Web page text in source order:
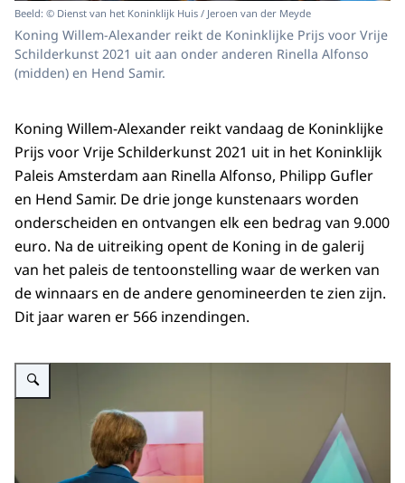
Beeld: © Dienst van het Koninklijk Huis / Jeroen van der Meyde
Koning Willem-Alexander reikt de Koninklijke Prijs voor Vrije
Schilderkunst 2021 uit aan onder anderen Rinella Alfonso
(midden) en Hend Samir.
Koning Willem-Alexander reikt vandaag de Koninklijke
Prijs voor Vrije Schilderkunst 2021 uit in het Koninklijk
Paleis Amsterdam aan Rinella Alfonso, Philipp Gufler
en Hend Samir. De drie jonge kunstenaars worden
onderscheiden en ontvangen elk een bedrag van 9.000
euro. Na de uitreiking opent de Koning in de galerij
van het paleis de tentoonstelling waar de werken van
de winnaars en de andere genomineerden te zien zijn.
Dit jaar waren er 566 inzendingen.
Vergroot afbeelding Uitreiking Koninklijke Prijs voor Vrije Schilderkunst